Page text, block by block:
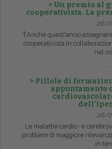
> Un premio al
cooperativista. La
26/
ŤAnche quest'anno
cooperativista in
nel
> Pillole di
appuntamento
26/
Le malattie cardio- e
problemi di maggiore
in